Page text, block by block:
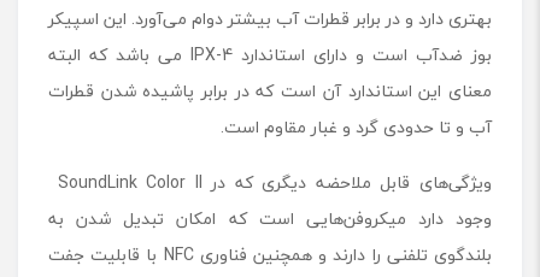
بهتری دارد و در برابر قطرات آب بیشتر دوام می‌آورد. این اسپیکر
بوز ضدآب است و دارای استاندارد IPX-4 می باشد که البته
معنای این استاندارد آن است که در برابر پاشیده شدن قطرات
آب و تا حدودی گرد و غبار مقاوم است.
وجود دارد میکروفن‌هایی است که امکان تبدیل شدن به
بلندگوی تلفنی را دارند و همچنین فناوری NFC با قابلیت جفت